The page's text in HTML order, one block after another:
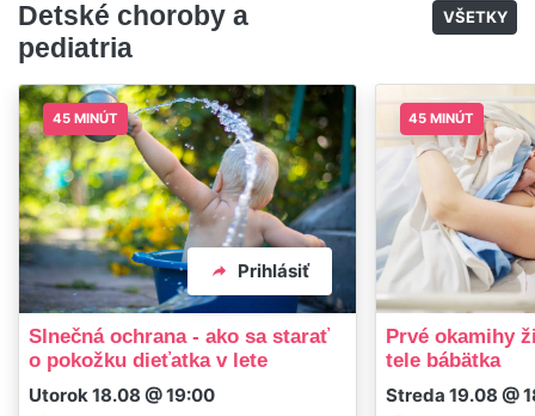
Detské choroby a
pediatria
VŠETKY
45 MINÚT
Prihlásiť
Slnečná ochrana - ako sa starať
o pokožku dieťatka v lete
Utorok 18.08 @ 19:00
45 MINÚT
Prvé okamihy
tele bábätka
Streda 19.08 @